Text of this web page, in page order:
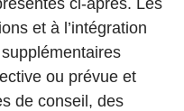
et à l’intégration
ou prévue et
de conseil, des